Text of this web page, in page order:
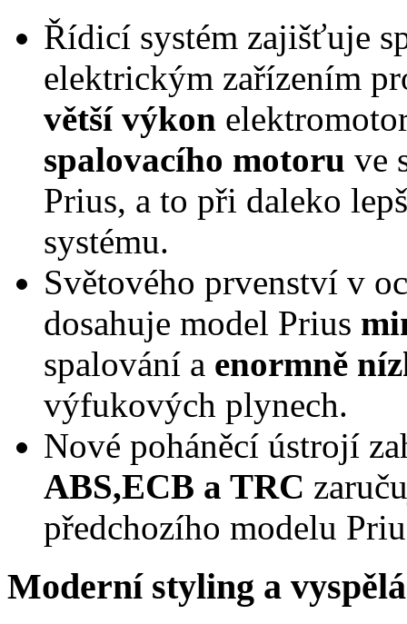
Řídicí systém zajišťuje
elektrickým zařízením
větší výkon
spalovacího motoru ve
Prius, a to při daleko
systému.
Světového prvenství v
dosahuje model Prius
spalování a enormně
výfukových plynech.
Nové poháněcí ústrojí
ABS,ECB a TRC
předchozího modelu
Moderní styling a